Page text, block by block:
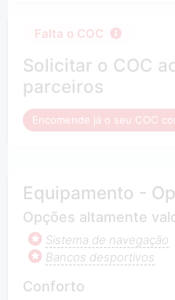
Falta o COC
Solicitar o COC
parceiros
Encomende já o seu COC
Equipamento -
Opções altamente
Sistema de navegação
Bancos desportivos
Conforto